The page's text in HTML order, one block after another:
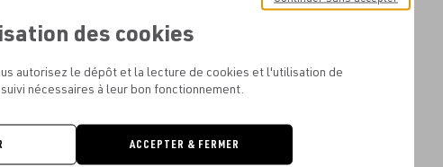
des cookies
autorisez le dépôt et la lecture de cookies et l'utilisation de
nécessaires à leur bon fonctionnement.
ACCEPTER & FERMER